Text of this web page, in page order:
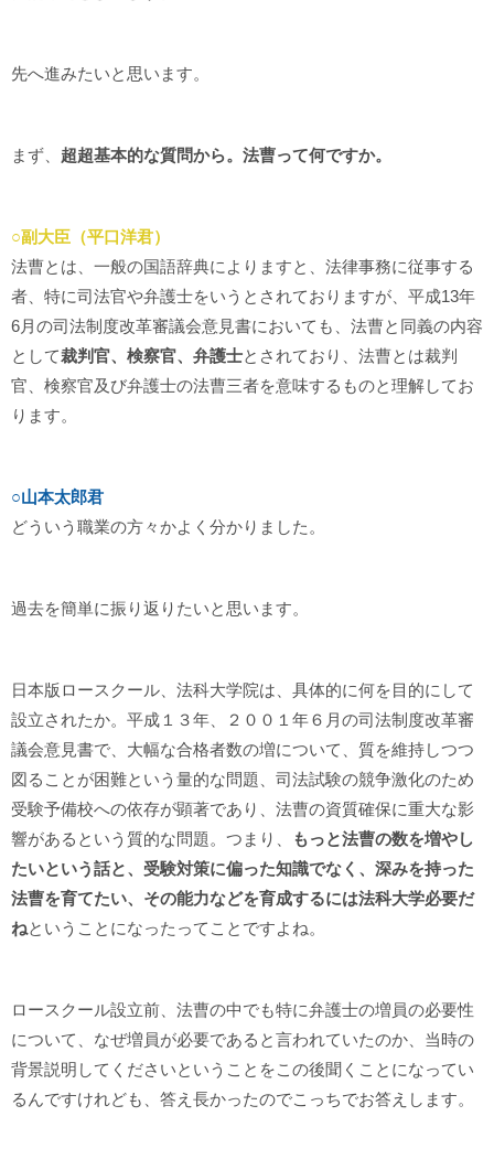
先へ進みたいと思います。
まず、 超超基本的な質問から。法曹って何ですか。
○副大臣（平口洋君）
法曹とは、一般の国語辞典によりますと、法律事務に従事する
者、特に司法官や弁護士をいうとされておりますが、平成13年
6月の司法制度改革審議会意見書においても、法曹と同義の内容
として裁判官、検察官、弁護士とされており、法曹とは裁判
官、検察官及び弁護士の法曹三者を意味するものと理解してお
ります。
○山本太郎君
どういう職業の方々かよく分かりました。
過去を簡単に振り返りたいと思います。
日本版ロースクール、法科大学院は、具体的に何を目的にして
設立されたか。平成１３年、２００１年６月の司法制度改革審
議会意見書で、大幅な合格者数の増について、質を維持しつつ
図ることが困難という量的な問題、司法試験の競争激化のため
受験予備校への依存が顕著であり、法曹の資質確保に重大な影
響があるという質的な問題。つまり、
もっと法曹の数を増やし
たいという話と、受験対策に偏った知識でなく、深みを持った
法曹を育てたい、その能力などを育成するには法科大学必要だ
ねということになったってことですよね。
ロースクール設立前、法曹の中でも特に弁護士の増員の必要性
について、なぜ増員が必要であると言われていたのか、当時の
背景説明してくださいということをこの後聞くことになってい
るんですけれども、答え長かったのでこっちでお答えします。